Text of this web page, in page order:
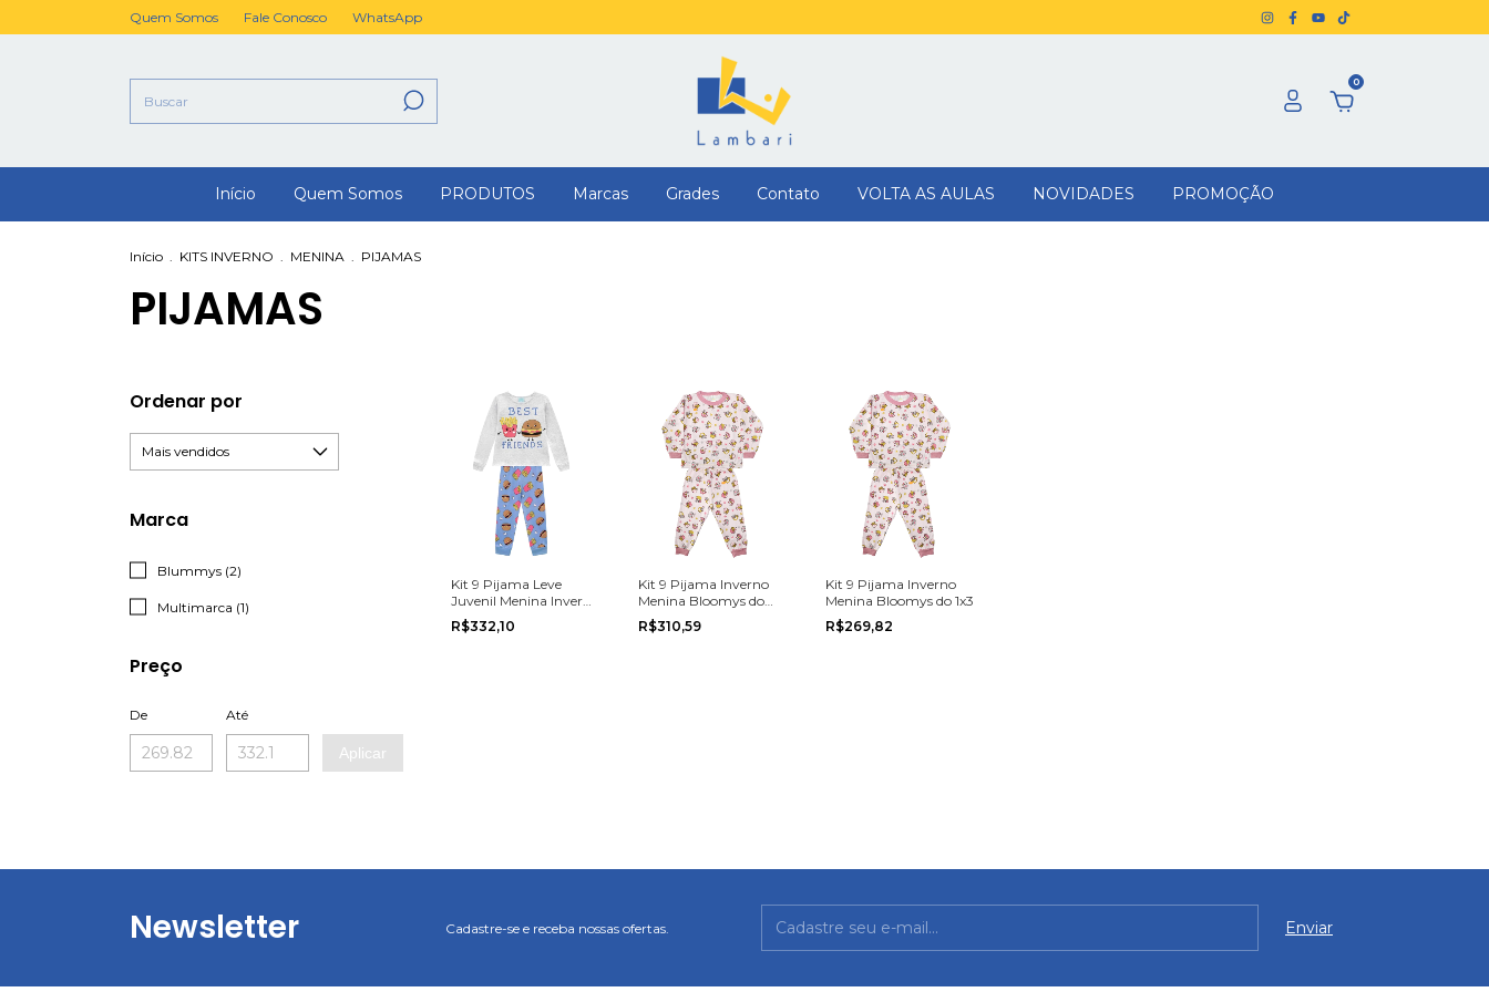
Quem Somos Fale Conosco WhatsApp
0
Início Quem Somos PRODUTOS Marcas Grades Contato VOLTA AS AULAS NOVIDADES PROMOÇÃO
Início . KITS INVERNO . MENINA . PIJAMAS
PIJAMAS
Ordenar por
Marca
Blummys (2)
Multimarca (1)
Preço
De Até
Aplicar
Kit 9 Pijama Leve
Juvenil Menina Inverno
do 10 ao 14
R$332,10
Kit 9 Pijama Inverno
Menina Bloomys do
4x8
R$310,59
Kit 9 Pijama Inverno
Menina Bloomys do 1x3
R$269,82
Newsletter Cadastre-se e receba nossas ofertas.